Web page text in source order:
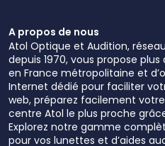
A propos de nous
Atol Optique et Audition,
depuis 1970, vous propose
en France métropolitaine et
Internet dédié pour faciliter
web, préparez facilement
centre Atol le plus proche
Explorez notre gamme
pour vos lunettes et d’aides